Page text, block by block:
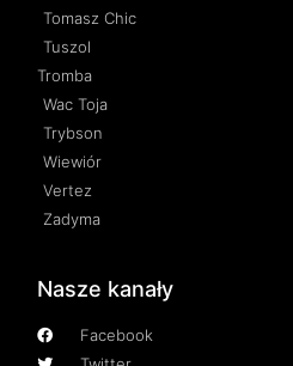
Tomasz Chic
Tuszol
Tromba
Wac Toja
Trybson
Wiewiór
Vertez
Zadyma
Nasze kanały
Facebook